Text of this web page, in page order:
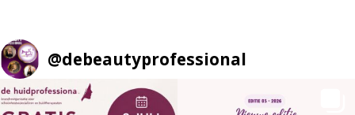
@debeautyprofessional